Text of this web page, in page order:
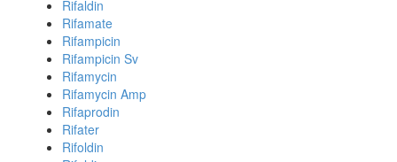
Rifaldin
Rifamate
Rifampicin
Rifampicin Sv
Rifamycin
Rifamycin Amp
Rifaprodin
Rifater
Rifoldin